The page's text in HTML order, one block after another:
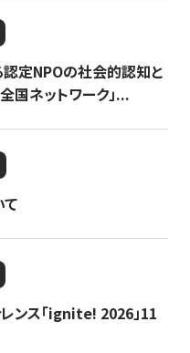
定NPOの社会的認知と
国ネットワーク」...
ンス「ignite! 2026」11